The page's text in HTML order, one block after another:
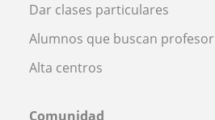
Dar clases particulares
Alumnos que buscan profesor
Alta centros
Comunidad